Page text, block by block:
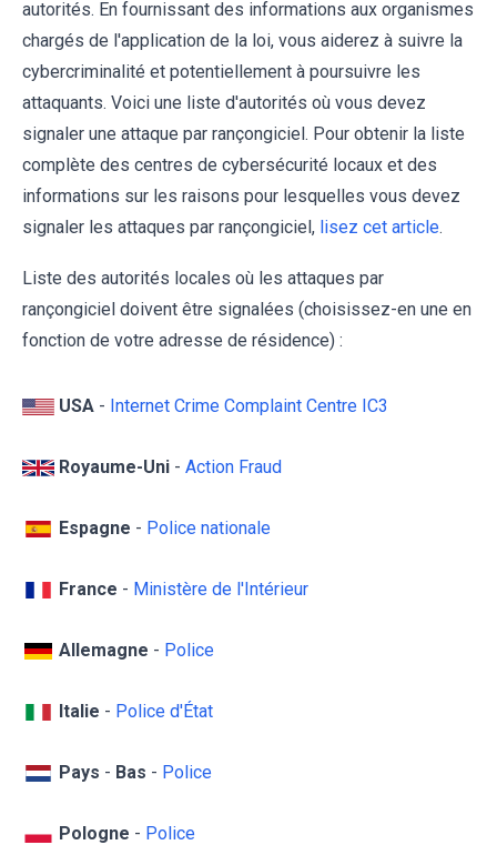
autorités. En fournissant des informations aux organismes
chargés de l'application de la loi, vous aiderez à suivre la
cybercriminalité et potentiellement à poursuivre les
attaquants. Voici une liste d'autorités où vous devez
signaler une attaque par rançongiciel. Pour obtenir la liste
complète des centres de cybersécurité locaux et des
informations sur les raisons pour lesquelles vous devez
signaler les attaques par rançongiciel, lisez cet article.
Liste des autorités locales où les attaques par
rançongiciel doivent être signalées (choisissez-en une en
fonction de votre adresse de résidence) :
USA - Internet Crime Complaint Centre IC3
Royaume-Uni - Action Fraud
Espagne - Police nationale
France - Ministère de l'Intérieur
Allemagne - Police
Italie - Police d'État
Pays - Bas - Police
Pologne - Police